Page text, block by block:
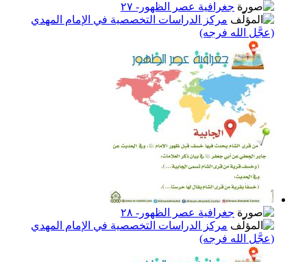
جغرافية عصر الظهور- ٢٧
مركز الدراسات التخصصية في الإمام المهدي
(عجَّل الله فرجه)
جغرافية عصر الظهور- ٢٨
مركز الدراسات التخصصية في الإمام المهدي
(عجَّل الله فرجه)